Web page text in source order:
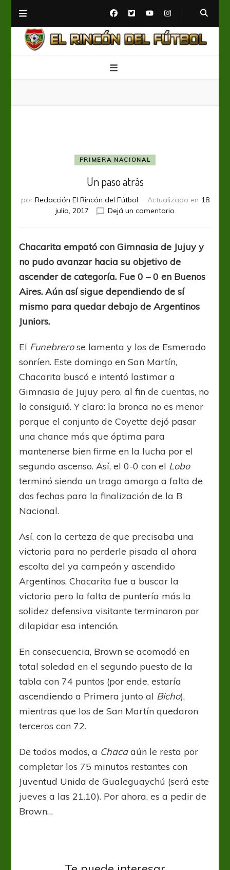
PRIMERA NACIONAL
Un paso atrás
por Redacción El Rincón del Fútbol Actualizado en 18
julio, 2017
Dejá un comentario
atrás
Chacarita empató con Gimnasia de Jujuy y
no pudo avanzar hacia su objetivo de
ascender de categoría. Fue 0 – 0 en Buenos
Aires. Aún así sigue dependiendo de sí
mismo para quedar debajo de Argentinos
Juniors.
El Funebrerose lamenta y los de Esmerado
sonríen. Este domingo en San Martín,
Chacarita buscó e intentó lastimar a
Gimnasia de Jujuy pero, al fin de cuentas, no
lo consiguió. Y claro: la bronca no es menor
porque el conjunto de Coyette dejó pasar
una chance más que óptima para
mantenerse bien firme en la lucha por el
segundo ascenso. Así, el 0-0 con el Lobo
terminó siendo un trago amargo a falta de
dos fechas para la finalización de la B
Nacional.
Así, con la certeza de que precisaba una
victoria para no perderle pisada al ahora
escolta del ya campeón y ascendido
Argentinos, Chacarita fue a buscar la
victoria pero la falta de puntería más la
solidez defensiva visitante terminaron por
dilapidar esa intención.
En consecuencia, Brown se acomodó en
total soledad en el segundo puesto de la
tabla con 74 puntos (por ende, estaría
ascendiendo a Primera junto al Bicho),
mientras que los de San Martín quedaron
terceros con 72.
De todos modos, a Chacaaún le resta por
completar los 75 minutos restantes con
Juventud Unida de Gualeguaychú (será este
jueves a las 21.10). Por ahora, es a pedir de
Brown…
cruzan en un duelo de objetivos